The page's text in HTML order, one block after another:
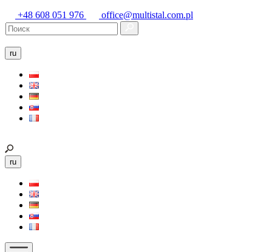
+48 608 051 976 office@multistal.com.pl
ru
ru